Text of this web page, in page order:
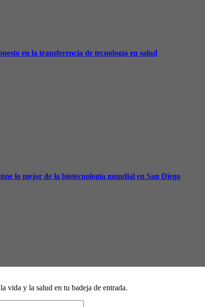
en la transferencia de tecnología en salud
lo mejor de la biotecnología mundial en San Diego
vida y la salud en tu badeja de entrada.